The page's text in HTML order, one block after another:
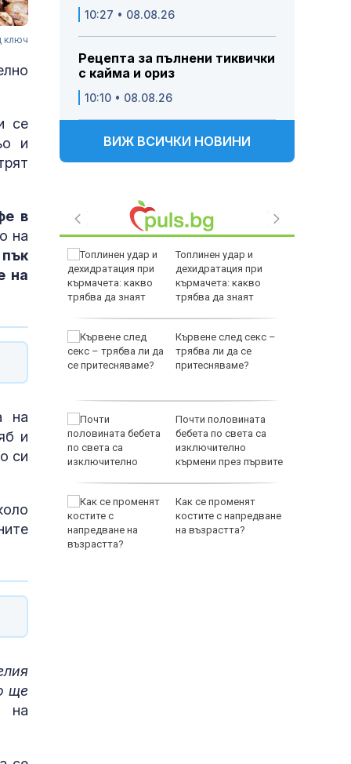
ключ
се
и
в
на
на
на
и
си
ще
на
10:27 • 08.08.26
Рецепта за пълнени тиквички
с кайма и ориз
10:10 • 08.08.26
ВИЖ ВСИЧКИ НОВИНИ
пет
тях
се
Топлинен удар и
дехидратация при
кърмачета: какво
трябва да знаят
Кървене след секс –
трябва ли да се
притесняваме?
Почти половината
бебета по света са
изключително
кърмени през първите
Как се променят
костите с напредване
на възрастта?